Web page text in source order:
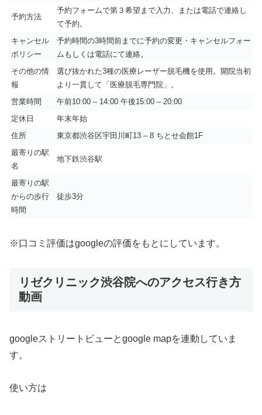
予約方法
予約フォームで第３希望まで入力、または電話で連絡し
て予約。
キャンセル
ポリシー
予約時間の3時間前までに予約の変更・キャンセルフォー
ムもしくは電話にて連絡。
その他の情
報
選び抜かれた3種の医療レーザー脱毛機を使用。開院当初
より一貫して「医療脱毛専門院」。
営業時間
午前10:00 – 14:00 午後15:00 – 20:00
定休日
年末年始
住所
東京都渋谷区宇田川町13 – 8 ちとせ会館1F
最寄りの駅
名
地下鉄渋谷駅
最寄りの駅
からの歩行
時間
徒歩3分
※口コミ評価はgoogleの評価をもとにしています。
リゼクリニック渋谷院へのアクセス行き方
動画
googleストリートビューとgoogle mapを連動していま
す。
使い方は